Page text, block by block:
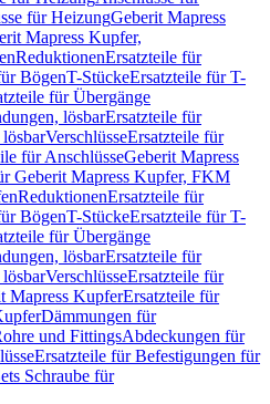
für HeizungGeberit Mapress
Mapress Kupfer,
ReduktionenErsatzteile für
BögenT-StückeErsatzteile für T-
für Übergänge
lösbarErsatzteile für
VerschlüsseErsatzteile für
für AnschlüsseGeberit Mapress
Geberit Mapress Kupfer, FKM
ReduktionenErsatzteile für
BögenT-StückeErsatzteile für T-
für Übergänge
lösbarErsatzteile für
VerschlüsseErsatzteile für
Mapress KupferErsatzteile für
Dämmungen für
und FittingsAbdeckungen für
Ersatzteile für Befestigungen für
Schraube für